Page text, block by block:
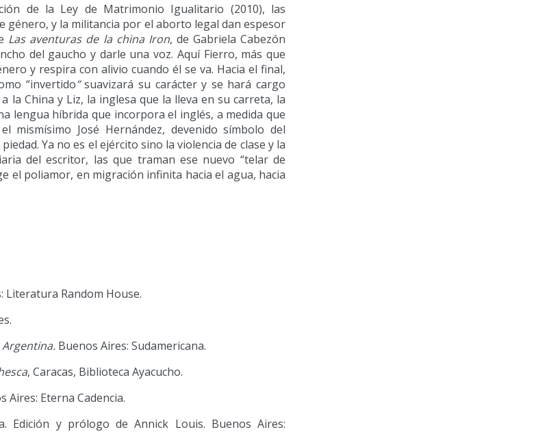
de la Ley de Matrimonio Igualitario (2010), las
género, y la militancia por el aborto legal dan espesor
Las aventuras de la china Iron, de Gabriela Cabezón
del gaucho y darle una voz. Aquí Fierro, más que
y respira con alivio cuando él se va. Hacia el final,
“invertido”suavizará su carácter y se hará cargo
la China y Liz, la inglesa que la lleva en su carreta, la
lengua híbrida que incorpora el inglés, a medida que
José Hernández, devenido símbolo del
Ya no es el ejército sino la violencia de clase y la
del escritor, las que traman ese nuevo “telar de
el poliamor, en migración infinita hacia el agua, hacia
Literatura Random House.
Buenos Aires: Sudamericana.
, Caracas, Biblioteca Ayacucho.
Aires: Eterna Cadencia.
Edición y prólogo de Annick Louis. Buenos Aires: